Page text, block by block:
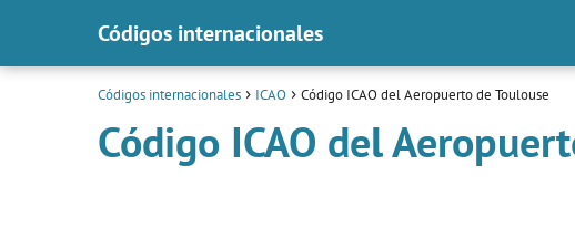
Códigos internacionales
Códigos internacionales ICAO Código ICAO del Aeropuerto de Toulouse
Código ICAO del